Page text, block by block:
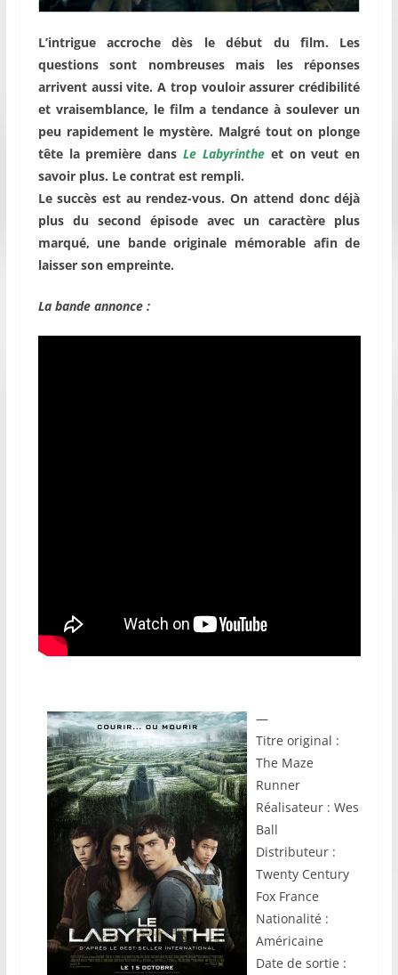
L’intrigue accroche dès le début du film. Les
questions sont nombreuses mais les réponses
arrivent aussi vite. A trop vouloir assurer crédibilité
et vraisemblance, le film a tendance à soulever un
peu rapidement le mystère. Malgré tout on plonge
tête la première dansLe Labyrintheet on veut en
savoir plus. Le contrat est rempli.
Le succès est au rendez-vous. On attend donc déjà
plus du second épisode avec un caractère plus
marqué, une bande originale mémorable afin de
laisser son empreinte.
La bande annonce :
—
Titre original :
The Maze
Runner
Réalisateur : Wes
Ball
Distributeur :
Twenty Century
Fox France
Nationalité :
Américaine
Date de sortie :